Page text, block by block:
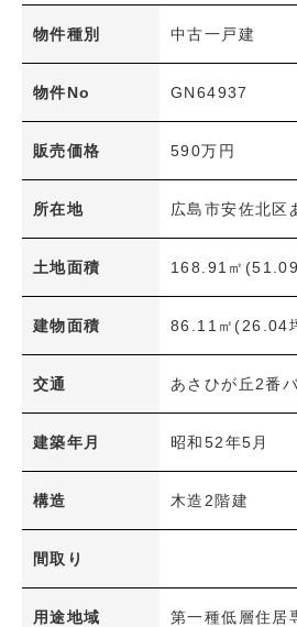
建物面積
〜
間取り
1R・1K～1LDK 2K
3K～3LDK+S
交通機関
学区
検 索
物件種別 中古一戸建
物件No GN64937
販売価格 590万円
所在地 広島市安佐北区
土地面積 168.91㎡
建物面積 86.11㎡(26.04
交通 あさひが丘2番
建築年月 昭和52年5月
構造 木造2階建
間取り
用途地域 第一種低層住居